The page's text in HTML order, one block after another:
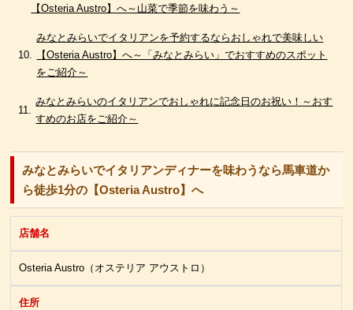
【Osteria Austro】へ～山菜で季節を味わう～
みなとみらいでイタリアンを予約するならおしゃれで美味しい
【Osteria Austro】へ～「みなとみらい」でおすすめのスポット
をご紹介～
みなとみらいのイタリアンでおしゃれに記念日のお祝い！～おす
すめのお店をご紹介～
みなとみらいでイタリアンディナーを味わうなら馬車道か
ら徒歩1分の【Osteria Austro】へ
店舗名
Osteria Austro（オステリア アウストロ）
住所